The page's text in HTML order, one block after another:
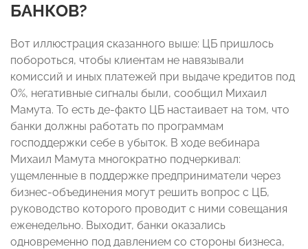
БАНКОВ?
Вот иллюстрация сказанного выше: ЦБ пришлось
побороться, чтобы клиентам не навязывали
комиссий и иных платежей при выдаче кредитов под
0%, негативные сигналы были, сообщил Михаил
Мамута. То есть де-факто ЦБ настаивает на том, что
банки должны работать по программам
господдержки себе в убыток. В ходе вебинара
Михаил Мамута многократно подчеркивал:
ущемленные в поддержке предприниматели через
бизнес-объединения могут решить вопрос с ЦБ,
руководство которого проводит с ними совещания
еженедельно. Выходит, банки оказались
одновременно под давлением со стороны бизнеса,